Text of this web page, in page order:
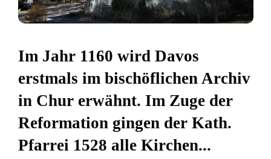
Im Jahr 1160 wird Davos
erstmals im bischöflichen Archiv
in Chur erwähnt. Im Zuge der
Reformation gingen der Kath.
Pfarrei 1528 alle Kirchen...